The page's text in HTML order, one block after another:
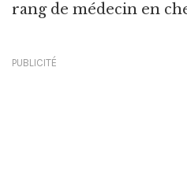
rang de médecin en
PUBLICITÉ